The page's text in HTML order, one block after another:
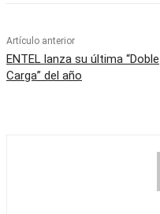
Artículo anterior
ENTEL lanza su última “Doble
Carga” del año